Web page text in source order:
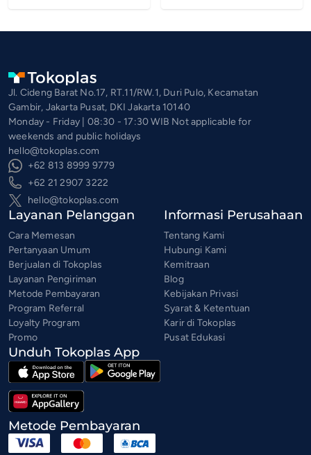
Jl. Cideng Barat No.17, RT.11/RW.1, Duri Pulo, Kecamatan
Gambir, Jakarta Pusat, DKI Jakarta 10140
Monday - Friday | 08:30 - 17:30 WIB Not applicable for
weekends and public holidays
hello@tokoplas.com
+62 813 8999 9779
+62 21 2907 3222
hello@tokoplas.com
Layanan Pelanggan
Cara Memesan
Pertanyaan Umum
Berjualan di Tokoplas
Layanan Pengiriman
Metode Pembayaran
Program Referral
Loyalty Program
Promo
Informasi Perusahaan
Tentang Kami
Hubungi Kami
Kemitraan
Blog
Kebijakan Privasi
Syarat & Ketentuan
Karir di Tokoplas
Pusat Edukasi
Unduh Tokoplas App
Metode Pembayaran